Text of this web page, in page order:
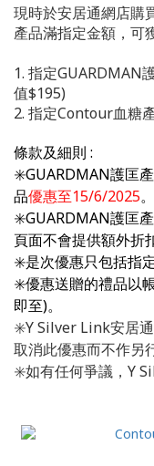
現時於安居通網店購
產品滿指定金額，可
1. 指定GUARDMAN
值$195)
2. 指定Contour血糖
條款及細則 :
✳️GUARDMAN護匡
品優惠至15/6/2025。
✳️GUARDMAN護匡
頁面不會提供額外折扣
✳️是次優惠只包括指
✳️優惠送贈的禮品以
即至)。
✳️Y Silver Link安居
取消此優惠而不作另
✳️如有任何爭議，Y